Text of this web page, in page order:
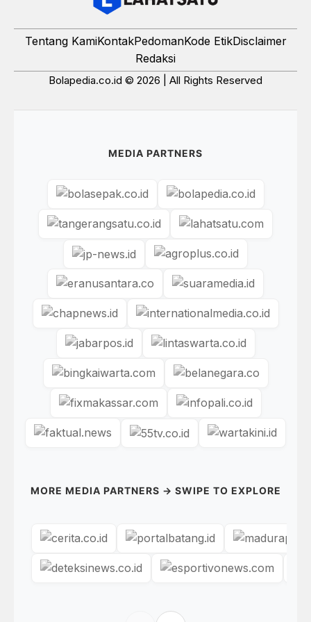
Tentang KamiKontakPedomanKode EtikDisclaimer
Redaksi
Bolapedia.co.id © 2026 | All Rights Reserved
MEDIA PARTNERS
MORE MEDIA PARTNERS → SWIPE TO EXPLORE